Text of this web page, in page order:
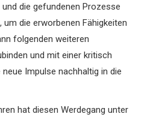
die gefundenen Prozesse
um die erworbenen Fähigkeiten
folgenden weiteren
und mit einer kritisch
Impulse nachhaltig in die
hat diesen Werdegang unter